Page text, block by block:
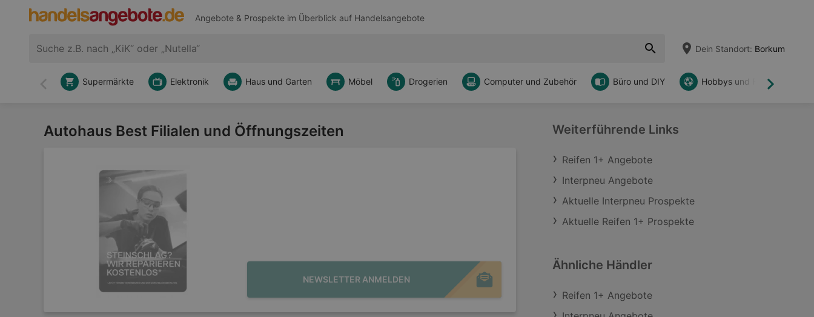
Angebote & Prospekte im Überblick auf Handelsangebote
Dein Standort: Borkum
Zurück Weiter
Supermärkte Elektronik Haus und Garten Möbel Drogerien Computer und Zubehör Büro und DIY Hobbys und Freizeit
Autohaus Best Filialen und Öffnungszeiten
NEWSLETTER ANMELDEN
Weiterführende Links
Reifen 1+ Angebote
Interpneu Angebote
Aktuelle Interpneu Prospekte
Aktuelle Reifen 1+ Prospekte
Ähnliche Händler
Reifen 1+ Angebote